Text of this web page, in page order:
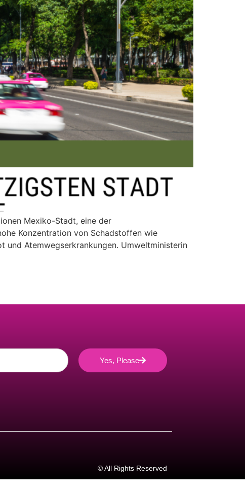
Mexiko-Stadt, eine der
Konzentration von Schadstoffen wie
und Atemwegserkrankungen. Umweltministerin
Yes, Please
© All Rights Reserved